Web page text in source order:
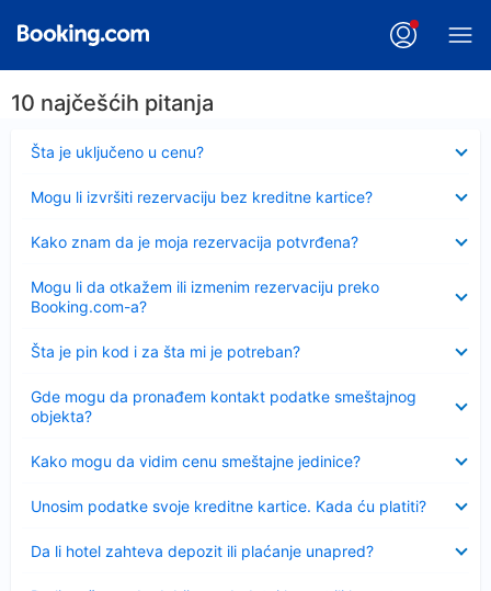
10 najčešćih pitanja
Šta je uključeno u cenu?
Sažeto
Mogu li izvršiti rezervaciju bez kreditne kartice?
Kako znam da je moja rezervacija potvrđena?
Mogu li da otkažem ili izmenim rezervaciju preko
Booking.com-a?
Šta je pin kod i za šta mi je potreban?
Sažeto
Gde mogu da pronađem kontakt podatke smeštajnog
objekta?
Kako mogu da vidim cenu smeštajne jedinice?
Unosim podatke svoje kreditne kartice. Kada ću platiti?
Da li hotel zahteva depozit ili plaćanje unapred?